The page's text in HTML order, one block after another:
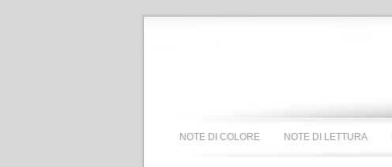
NOTE DI COLORE NOTE DI LETTURA